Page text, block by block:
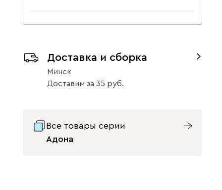
Изумруд
Светло-
бежевый
Серый
Доставка и сборка
Минск
Доставим за 35
Все товары серии
Адона